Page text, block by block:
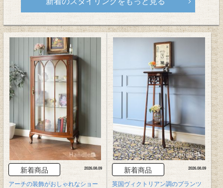
新着商品 2026.08.09
アーチの装飾がおしゃれなショー
新着商品 2026.08.09
英国ヴィクトリアン調のプランツ